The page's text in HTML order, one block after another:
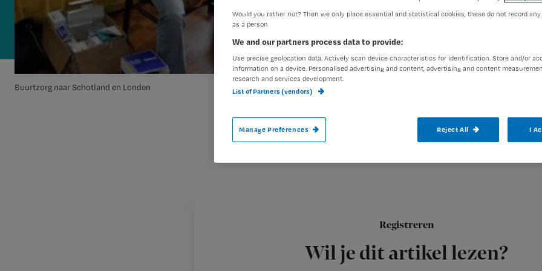
Buurtzorg naar Schotland en Londen
Auteur:
Registreren
Wil je dit artikel lezen?
In het Verenigd Koninkrijk starten
‘Er loopt een discussie over de hervorming van de National
Would you rather not? Then we only place essential and statistical cookies, these do not record
as a person
We and our partners process data to provide:
Use precise geolocation data. Actively scan device characteristics for identification. Store and/or
information on a device. Personalised advertising and content, advertising and content
research and services development.
List of Partners (vendors)
Manage Preferences Reject All I